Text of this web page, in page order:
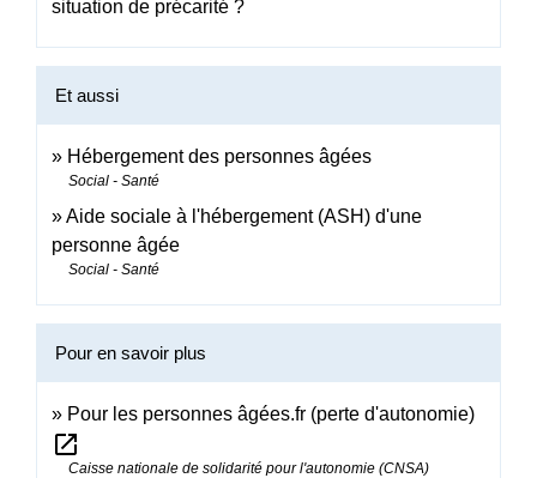
situation de précarité ?
Et aussi
Hébergement des personnes âgées
Social - Santé
Aide sociale à l'hébergement (ASH) d'une
personne âgée
Social - Santé
Pour en savoir plus
Pour les personnes âgées.fr (perte d'autonomie)
open_in_new
Caisse nationale de solidarité pour l'autonomie (CNSA)